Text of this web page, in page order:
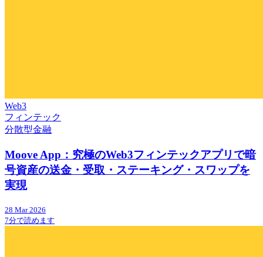
Web3
フィンテック
分散型金融
Moove App：究極のWeb3フィンテックアプリで暗
号資産の送金・受取・ステーキング・スワップを
実現
28 Mar 2026
7分で読めます